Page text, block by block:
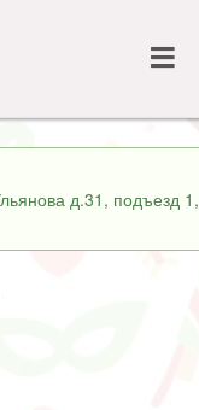
д.31, подъезд 1,